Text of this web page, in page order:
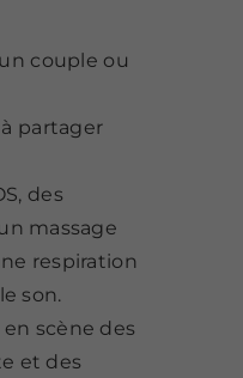
couple ou
partager
des
massage
respiration
son.
scène des
et des